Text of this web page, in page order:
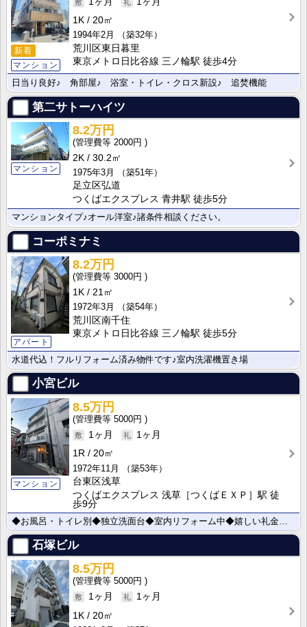
新着
マンション
1K
20㎡
1994年2月
（築32年）
荒川区東日暮里
東京メトロ日比谷線 三ノ輪駅 徒歩4分
日当り良好♪ 角部屋♪ 浴室・トイレ・クロス新設♪ 追焚機能
第二サトーハイツ
マンション
8.2万円
2000円
2K
30.2㎡
1975年3月
（築51年）
足立区弘道
つくばエクスプレス 青井駅 徒歩5分
マンションタイプ♪オール洋室♪諸条件相談ください。
コーポミナミ
アパート
8.2万円
3000円
1K
21㎡
1972年3月
（築54年）
荒川区南千住
東京メトロ日比谷線 三ノ輪駅 徒歩5分
水道代込！フルリフォーム済み物件です♪室内洗濯機置き場
小宮ビル
マンション
8.5万円
5000円
1ヶ月
1ヶ月
1R
20㎡
1972年11月
（築53年）
台東区浅草
つくばエクスプレス 浅草［つくばＥＸＰ］駅 徒
歩9分
◆お風呂・トイレ別◆独立洗面台◆室内リフォーム中◆嬉しい礼金ナシ♪
石塚ビル
8.5万円
5000円
1ヶ月
1ヶ月
1K
20㎡